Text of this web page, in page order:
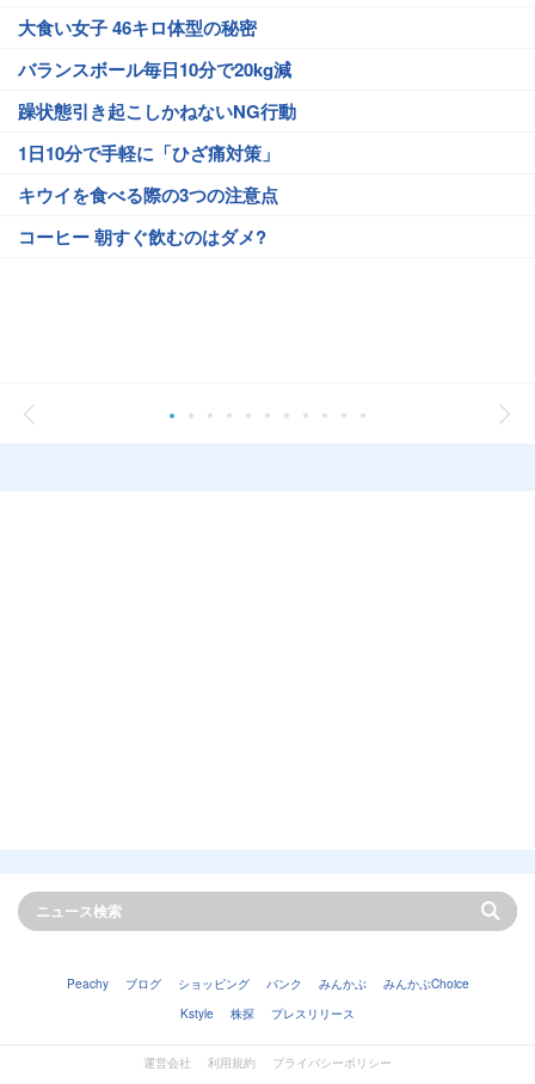
大食い女子 46キロ体型の秘密
バランスボール毎日10分で20kg減
躁状態引き起こしかねないNG行動
1日10分で手軽に「ひざ痛対策」
キウイを食べる際の3つの注意点
コーヒー 朝すぐ飲むのはダメ?
Peachy ブログ ショッピング バンク みんかぶ
みんかぶChoice
Kstyle
株探 プレスリリース
運営会社 利用規約 プライバシーポリシー